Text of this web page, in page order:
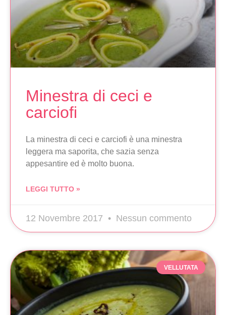
Minestra di ceci e
carciofi
La minestra di ceci e carciofi è una minestra
leggera ma saporita, che sazia senza
appesantire ed è molto buona.
LEGGI TUTTO »
12 Novembre 2017 Nessun commento
VELLUTATA